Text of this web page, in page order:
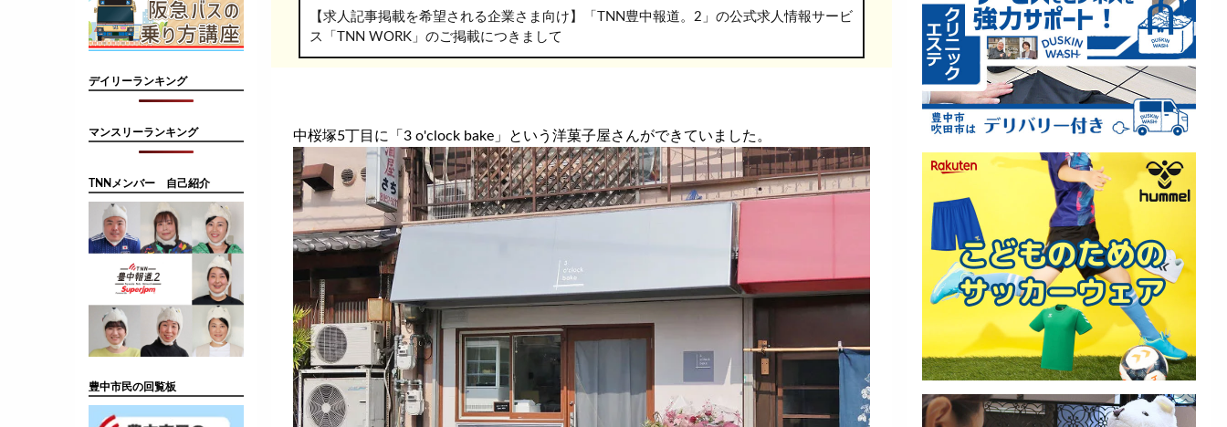
【求人記事掲載を希望される企業さま向け】「TNN豊中報道。2」の公式求人情報サービ
ス「TNN WORK」のご掲載につきまして
中桜塚5丁目に「3 o'clock bake」という洋菓子屋さんができていました。
デイリーランキング
マンスリーランキング
TNNメンバー 自己紹介
豊中市民の回覧板